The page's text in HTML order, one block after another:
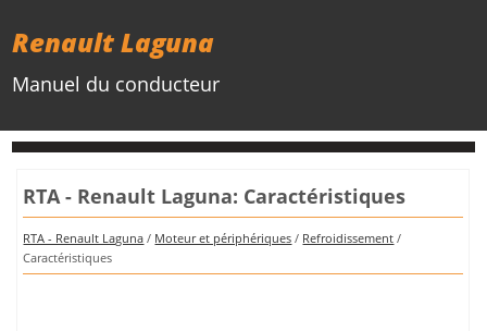
Renault Laguna
Manuel du conducteur
RTA - Renault Laguna: Caractéristiques
RTA - Renault Laguna / Moteur et périphériques / Refroidissement /
Caractéristiques